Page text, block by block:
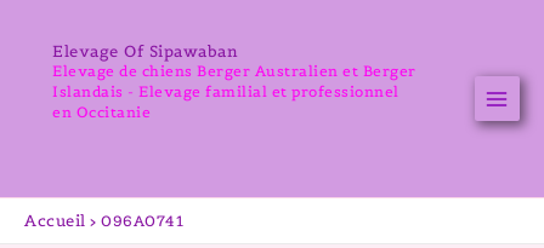
contenuElevage Of Sipawaban
Elevage de chiens Berger Australien et Berger
Islandais - Elevage familial et professionnel
en Occitanie
Accueil 096A0741